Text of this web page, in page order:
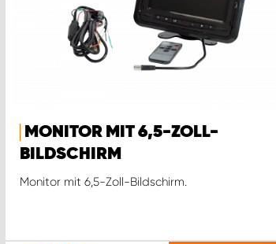
MONITOR MIT 6,5-ZOLL-
BILDSCHIRM
Monitor mit 6,5-Zoll-Bildschirm.